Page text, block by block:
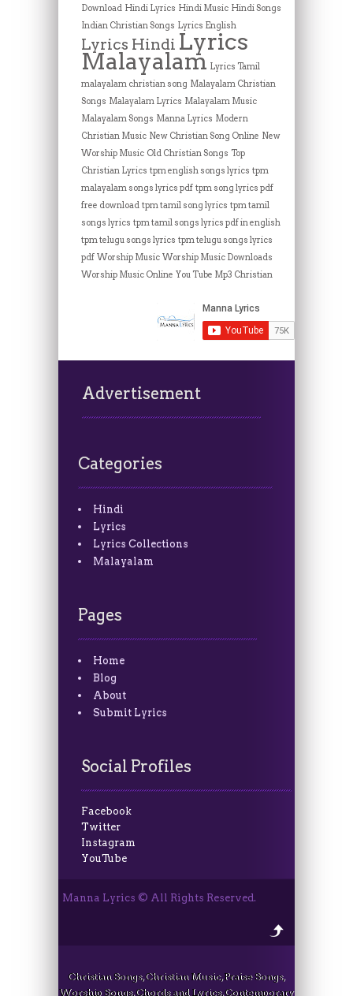
Download Hindi Lyrics Hindi Music Hindi Songs
Indian Christian Songs Lyrics English
Lyrics Hindi Lyrics
Malayalam Lyrics Tamil
malayalam christian song Malayalam Christian
Songs Malayalam Lyrics Malayalam Music
Malayalam Songs Manna Lyrics Modern
Christian Music New Christian Song Online New
Worship Music Old Christian Songs Top
Christian Lyrics tpm english songs lyrics tpm
malayalam songs lyrics pdf tpm song lyrics pdf
free download tpm tamil song lyrics tpm tamil
songs lyrics tpm tamil songs lyrics pdf in english
tpm telugu songs lyrics tpm telugu songs lyrics
pdf Worship Music Worship Music Downloads
Worship Music Online You Tube Mp3 Christian
Advertisement
Categories
Hindi
Lyrics
Lyrics Collections
Malayalam
Pages
Home
Blog
About
Submit Lyrics
Social Profiles
Facebook
Twitter
Instagram
YouTube
Manna Lyrics © All Rights Reserved.
Christian Songs, Christian Music, Praise Songs,
Worship Songs, Chords and Lyrics, Contemporary